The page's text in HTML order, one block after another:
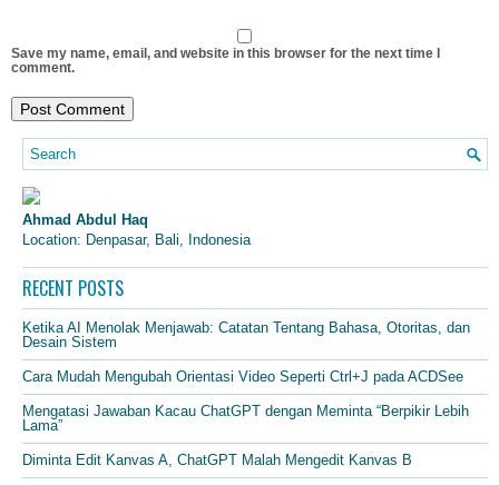
Save my name, email, and website in this browser for the next time I
comment.
Ahmad Abdul Haq
Location: Denpasar, Bali, Indonesia
RECENT POSTS
Ketika AI Menolak Menjawab: Catatan Tentang Bahasa, Otoritas, dan
Desain Sistem
Cara Mudah Mengubah Orientasi Video Seperti Ctrl+J pada ACDSee
Mengatasi Jawaban Kacau ChatGPT dengan Meminta “Berpikir Lebih
Lama”
Diminta Edit Kanvas A, ChatGPT Malah Mengedit Kanvas B